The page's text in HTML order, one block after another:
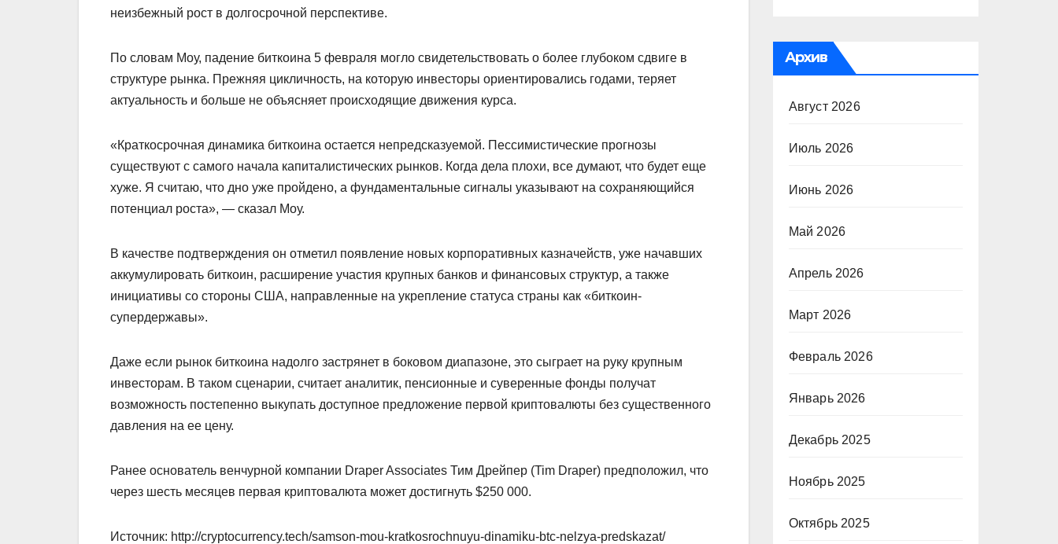
неизбежный рост в долгосрочной перспективе.
По словам Моу, падение биткоина 5 февраля могло свидетельствовать о более глубоком сдвиге в
структуре рынка. Прежняя цикличность, на которую инвесторы ориентировались годами, теряет
актуальность и больше не объясняет происходящие движения курса.
«Краткосрочная динамика биткоина остается непредсказуемой. Пессимистические прогнозы
существуют с самого начала капиталистических рынков. Когда дела плохи, все думают, что будет еще
хуже. Я считаю, что дно уже пройдено, а фундаментальные сигналы указывают на сохраняющийся
потенциал роста», — сказал Моу.
В качестве подтверждения он отметил появление новых корпоративных казначейств, уже начавших
аккумулировать биткоин, расширение участия крупных банков и финансовых структур, а также
инициативы со стороны США, направленные на укрепление статуса страны как «биткоин-
супердержавы».
Даже если рынок биткоина надолго застрянет в боковом диапазоне, это сыграет на руку крупным
инвесторам. В таком сценарии, считает аналитик, пенсионные и суверенные фонды получат
возможность постепенно выкупать доступное предложение первой криптовалюты без существенного
давления на ее цену.
Ранее основатель венчурной компании Draper Associates Тим Дрейпер (Tim Draper) предположил, что
через шесть месяцев первая криптовалюта может достигнуть $250 000.
Источник: http://cryptocurrency.tech/samson-mou-kratkosrochnuyu-dinamiku-btc-nelzya-predskazat/
Архив
Август 2026
Июль 2026
Июнь 2026
Май 2026
Апрель 2026
Март 2026
Февраль 2026
Январь 2026
Декабрь 2025
Ноябрь 2025
Октябрь 2025